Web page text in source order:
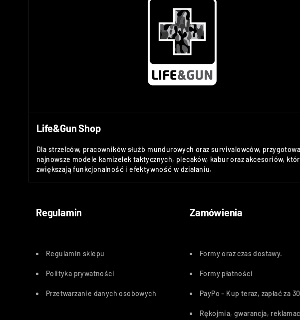
Life&Gun Shop
Dla strzelców, pracowników służb mundurowych oraz survivalowców,
najnowsze modele kamizelek taktycznych, plecaków, kabur oraz akcesoriów,
zwiększają funkcjonalność i efektywność w działaniu.
Regulamin Zamówienia
Regulamin sklepu
Polityka prywatności
Przetwarzanie danych osobowych
Formy oraz czas dostawy.
Formy płatności
PayPo – Kup teraz, zapłać za
Rękojmia, gwarancja,